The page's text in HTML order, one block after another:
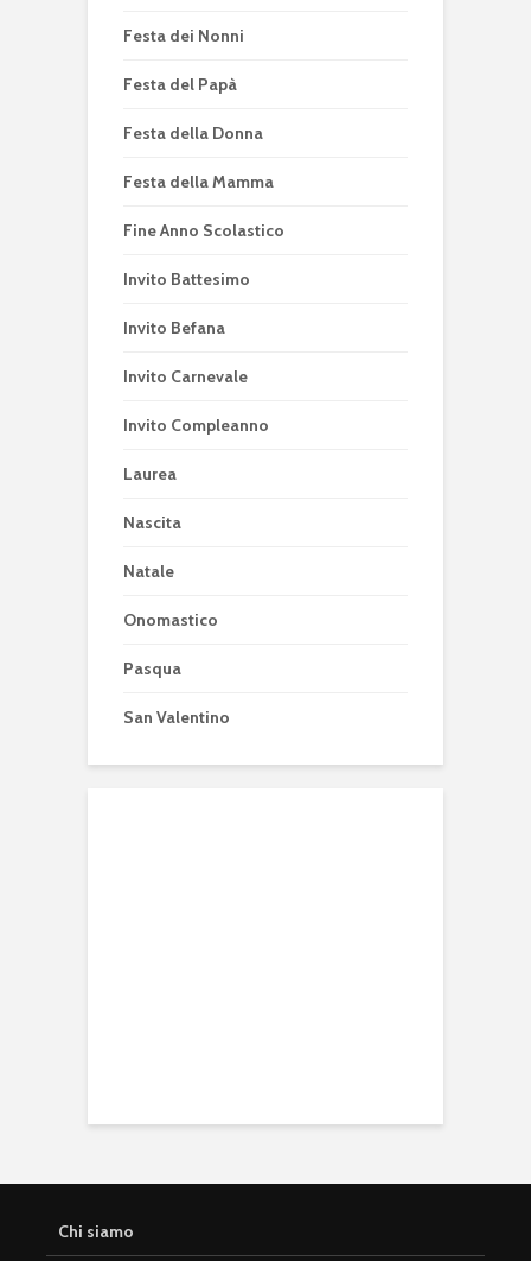
Festa dei Nonni
Festa del Papà
Festa della Donna
Festa della Mamma
Fine Anno Scolastico
Invito Battesimo
Invito Befana
Invito Carnevale
Invito Compleanno
Laurea
Nascita
Natale
Onomastico
Pasqua
San Valentino
Chi siamo